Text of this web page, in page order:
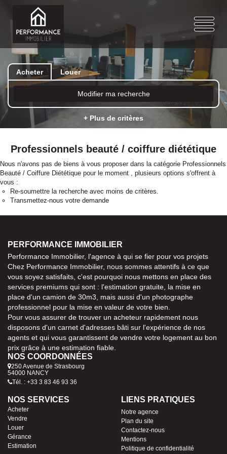
Acheter Louer
Modifier ma recherche
+ Plus de critères
Professionnels beauté / coiffure diététique
Nous n'avons pas de biens à vous proposer dans la catégorie Professionnels
Beauté / Coiffure Diététique pour le moment , plusieurs options s'offrent à
vous :
Re-soumettre la recherche avec moins de critères.
Transmettez-nous votre demande
PERFORMANCE IMMOBILIER
Performance Immobilier, l'agence à qui se fier pour vos projets
Chez Performance Immobilier, nous sommes attentifs à ce que
vous soyez satisfaits, c'est pourquoi nous mettons en place des
services premiums qui sont : l'estimation gratuite, la mise en
place d'un camion de 30m3, mais aussi d'un photographe
professionnel pour la mise en valeur de votre bien.
Pour vous assurer de trouver un acheteur rapidement nous
disposons d'un carnet d'adresses bâti sur l'expérience de nos
agents et qui vous garantissent de vendre votre logement au bon
prix grâce à une estimation fiable.
NOS COORDONNÉES
250 Avenue de Strasbourg
54000 NANCY
Tél. : +33 3 83 46 93 36
NOS SERVICES
Acheter
Vendre
Louer
Gérance
Estimation
LIENS PRATIQUES
Notre agence
Plan du site
Contactez-nous
Mentions
Politique de confidentialité